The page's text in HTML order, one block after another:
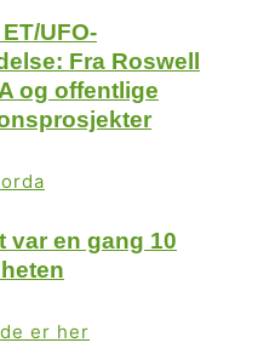
UFO-
Fra Roswell
og offentlige
var en gang 10